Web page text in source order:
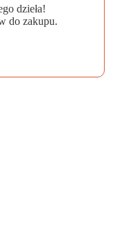
dzieła!
do zakupu.